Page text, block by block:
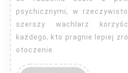
psychicznymi, w
szerszy wachlarz
każdego, kto pragnie lepiej
otoczenie.